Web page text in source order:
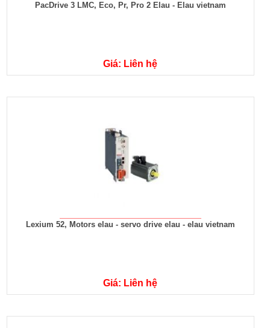
PacDrive 3 LMC, Eco, Pr, Pro 2 Elau - Elau vietnam
Giá: Liên hệ
Lexium 52, Motors elau - servo drive elau - elau vietnam
Giá: Liên hệ